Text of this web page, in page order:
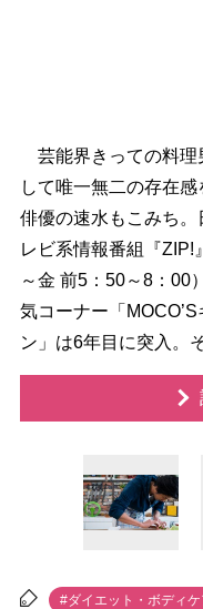
芸能界きっての料理
して唯一無二の存在感
俳優の速水もこみち。
レビ系情報番組『ZIP!
～金 前5：50～8：00
気コーナー「MOCO’S
ン」は6年目に突入。
#ダイエット・ボディケ